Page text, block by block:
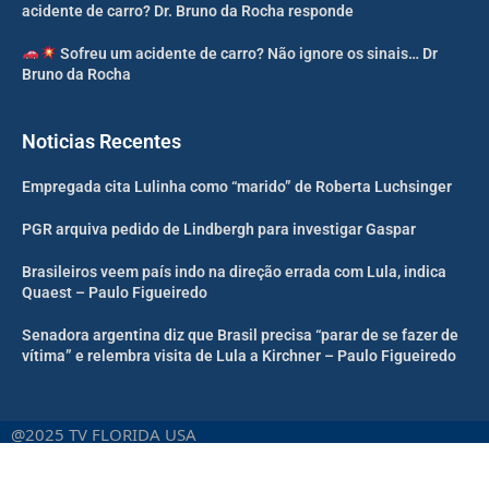
acidente de carro? Dr. Bruno da Rocha responde
Sofreu um acidente de carro? Não ignore os sinais… Dr
Bruno da Rocha
Noticias Recentes
Empregada cita Lulinha como “marido” de Roberta Luchsinger
PGR arquiva pedido de Lindbergh para investigar Gaspar
Brasileiros veem país indo na direção errada com Lula, indica
Quaest – Paulo Figueiredo
Senadora argentina diz que Brasil precisa “parar de se fazer de
vítima” e relembra visita de Lula a Kirchner – Paulo Figueiredo
@2025 TV FLORIDA USA